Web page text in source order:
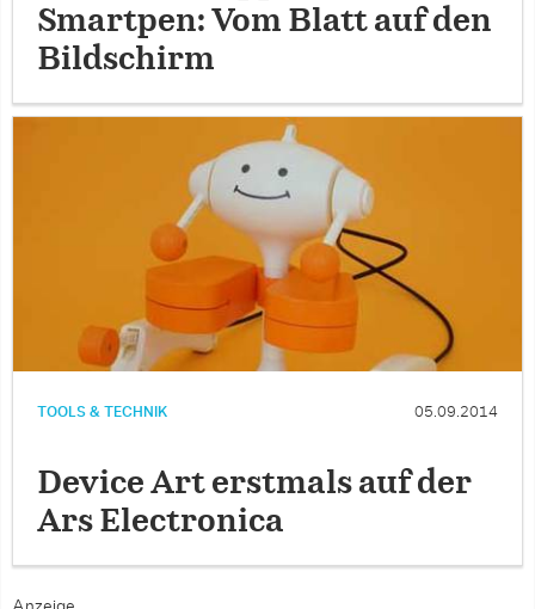
Smartpen: Vom Blatt auf den
Bildschirm
TOOLS & TECHNIK 05.09.2014
Device Art erstmals auf der
Ars Electronica